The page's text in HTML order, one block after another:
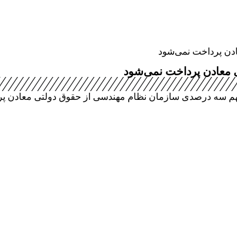
پرداخت نمی‌شود
پرداخت نمی‌شود